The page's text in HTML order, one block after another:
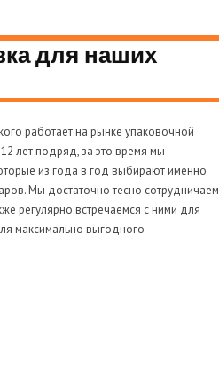
для наших
работает на рынке упаковочной
лет подряд, за это время мы
из года в год выбирают именно
Мы достаточно тесно сотрудничаем
регулярно встречаемся с ними для
максимально выгодного